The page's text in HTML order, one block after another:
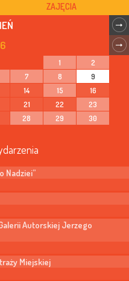
ZAJĘCIA
1
2
7 8
9
14 15
16
21 22
23
28 29
30
Nadziei”
Autorskiej Jerzego
Miejskiej